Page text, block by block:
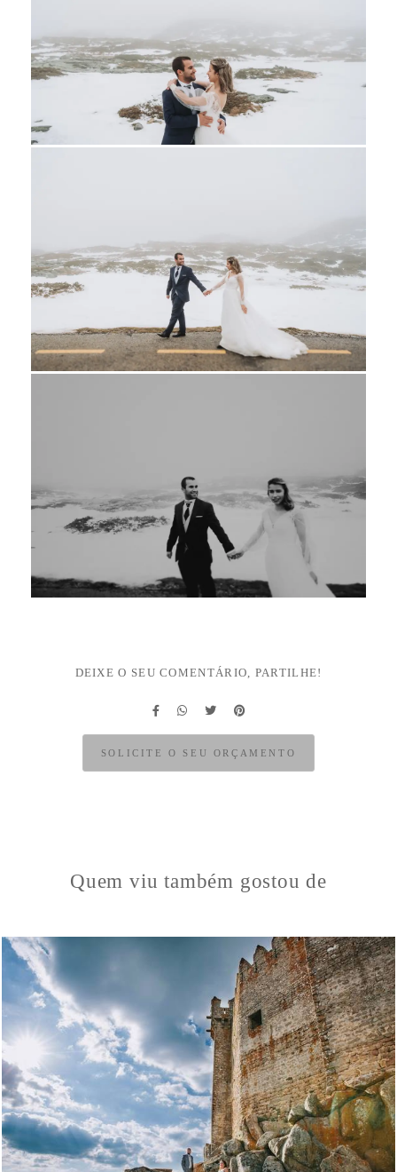
DEIXE O SEU COMENTÁRIO, PARTILHE!
SOLICITE O SEU ORÇAMENTO
Quem viu também gostou de
6